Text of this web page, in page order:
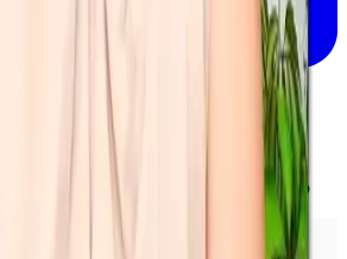
full-stack y especialista en Web3
de ingeniería a escala
una startup con salida exitosa
de Software
de producto de extremo a extremo